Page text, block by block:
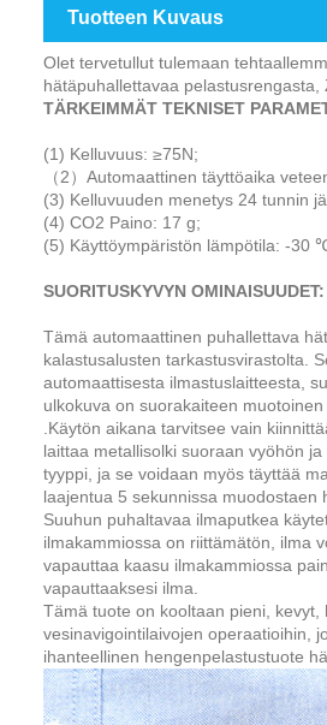
Tuotteen Kuvaus
Olet tervetullut tulemaan
hätäpuhallettavaa
TÄRKEIMMÄT TEKNISET
(1) Kelluvuus: ≥75N;
（2）Automaattinen täyttöaika
(3) Kelluvuuden menetys 24 tunnin
(4) CO2 Paino: 17 g;
(5) Käyttöympäristön lämpötila: -30
SUORITUSKYVYN OMINAISUUDET:
Tämä automaattinen puhallettava
kalastusalusten tarkastusvirastolta.
automaattisesta ilmastuslaitteesta,
ulkokuva on suorakaiteen
.Käytön aikana tarvitsee vain
laittaa metallisolki suoraan vyöhön
tyyppi, ja se voidaan myös täyttää
laajentua 5 sekunnissa muodostaen
Suuhun puhaltavaa ilmaputkea
ilmakammiossa on riittämätön, ilma
vapauttaa kaasu ilmakammiossa
vapauttaaksesi ilma.
Tämä tuote on kooltaan pieni,
vesinavigointilaivojen operaatioihin,
ihanteellinen hengenpelastustuote